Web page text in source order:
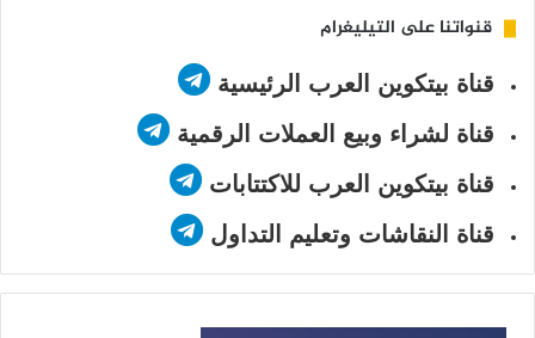
قنواتنا على التيليغرام
قناة بيتكوين العرب الرئيسية
قناة لشراء وبيع العملات الرقمية
قناة بيتكوين العرب للاكتتابات
قناة النقاشات وتعليم التداول